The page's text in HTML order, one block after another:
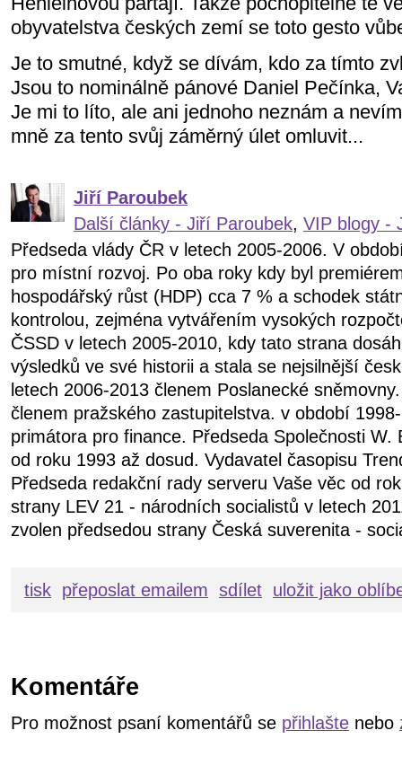
obyvatelstva českých zemí se toto gesto
Je to smutné, když se dívám, kdo za tímto
Jsou to nominálně pánové Daniel Pečínka,
Je mi to líto, ale ani jednoho neznám a
mně za tento svůj záměrný úlet omluvit...
Jiří Paroubek
Další články - Jiří Paroubek, VIP blogy -
Předseda vlády ČR v letech 2005-2006. V
pro místní rozvoj. Po oba roky kdy byl
hospodářský růst (HDP) cca 7 % a schodek
kontrolou, zejména vytvářením vysokých
ČSSD v letech 2005-2010, kdy tato strana
výsledků ve své historii a stala se nejsilnější
letech 2006-2013 členem Poslanecké
členem pražského zastupitelstva. v období
primátora pro finance. Předseda Společnosti W.
od roku 1993 až dosud. Vydavatel časopisu
Předseda redakční rady serveru Vaše věc od
strany LEV 21 - národních socialistů v letech
zvolen předsedou strany Česká suverenita -
tisk přeposlat emailem sdílet uložit jako
Komentáře
Pro možnost psaní komentářů se přihlašte nebo